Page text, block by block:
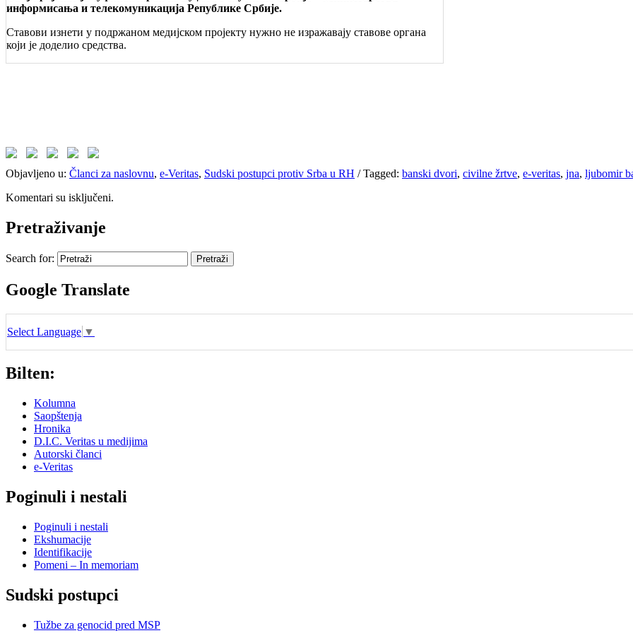
информисања и телекомуникација Републике Србије.
Ставови изнети у подржаном медијском пројекту нужно не изражавају ставове органа
који је доделио средства.
Objavljeno u: Članci za naslovnu, e-Veritas, Sudski postupci protiv Srba u RH /Tagged: banski dvori, civilne žrtve, e-veritas, jna, ljubomir
Komentari su isključeni.
Pretraživanje
Search for:
Google Translate
Select Language ▼
Bilten:
Kolumna
Saopštenja
Hronika
D.I.C. Veritas u medijima
Autorski članci
e-Veritas
Poginuli i nestali
Poginuli i nestali
Ekshumacije
Identifikacije
Pomeni – In memoriam
Sudski postupci
Tužbe za genocid pred MSP